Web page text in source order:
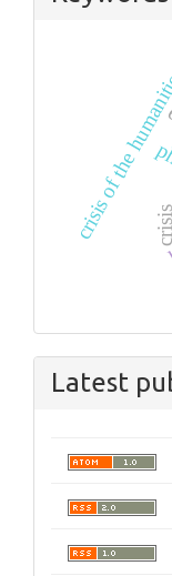
crisis
crisis of
Latest